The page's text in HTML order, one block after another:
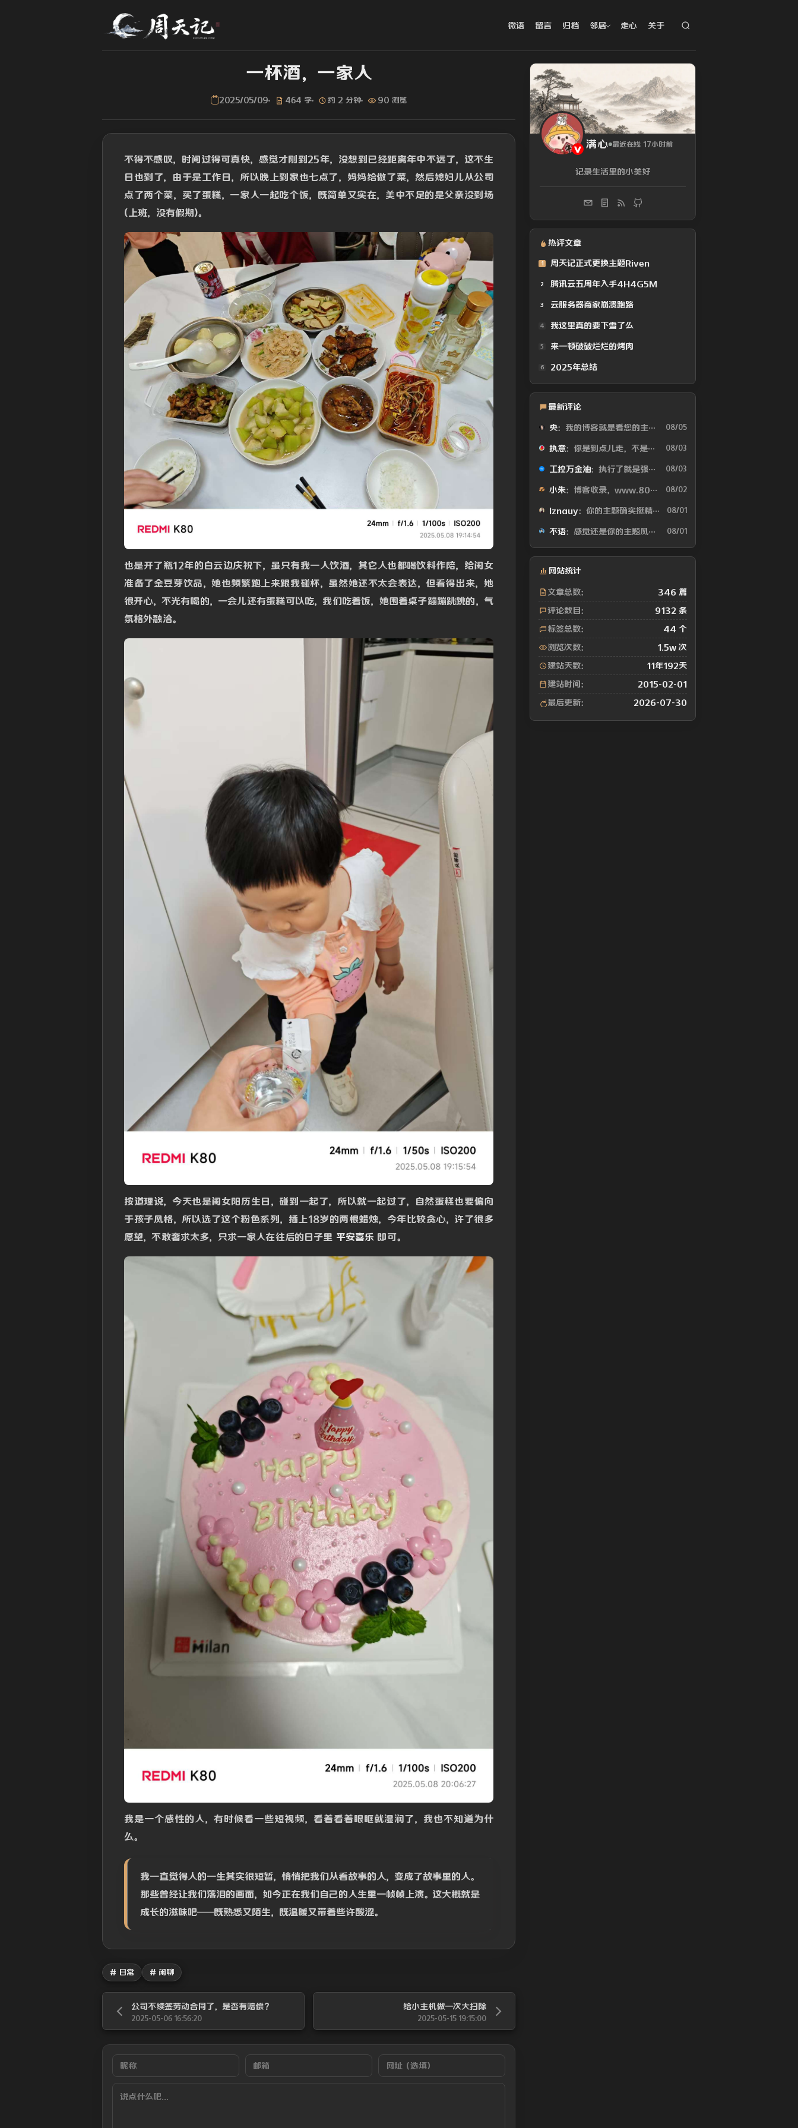
微语 留言 归档 邻居 走心 关于
一杯酒，一家人
2025/05/09 464 字 约 2 分钟 90 浏览
不得不感叹，时间过得可真快，感觉才刚到25年，没想到已经距离年中不远了，这不生
日也到了，由于是工作日，所以晚上到家也七点了，妈妈给做了菜，然后媳妇儿从公司
点了两个菜，买了蛋糕，一家人一起吃个饭，既简单又实在，美中不足的是父亲没到场
(上班，没有假期)。
也是开了瓶12年的白云边庆祝下，虽只有我一人饮酒，其它人也都喝饮料作陪，给闺女
准备了金豆芽饮品，她也频繁跑上来跟我碰杯，虽然她还不太会表达，但看得出来，她
很开心，不光有喝的，一会儿还有蛋糕可以吃，我们吃着饭，她围着桌子蹦蹦跳跳的，气
氛格外融洽。
按道理说，今天也是闺女阳历生日，碰到一起了，所以就一起过了，自然蛋糕也要偏向
于孩子风格，所以选了这个粉色系列，插上18岁的两根蜡烛，今年比较贪心，许了很多
愿望，不敢奢求太多，只求一家人在往后的日子里 平安喜乐 即可。
我是一个感性的人，有时候看一些短视频，看着看着眼眶就湿润了，我也不知道为什
么。
我一直觉得人的一生其实很短暂，悄悄把我们从看故事的人，变成了故事里的人。
那些曾经让我们落泪的画面，如今正在我们自己的人生里一帧帧上演。这大概就是
成长的滋味吧——既熟悉又陌生，既温暖又带着些许酸涩。
# 日常 # 闲聊
公司不续签劳动合同了，是否有赔偿？
2025-05-06 16:56:20
给小主机做一次大扫除
2025-05-15 19:15:00
满心 最近在线 17小时前
记录生活里的小美好
热评文章
1 周天记正式更换主题Riven
2 腾讯云五周年入手4H4G5M
3 云服务器商家崩溃跑路
4 我这里真的要下雪了么
5 来一顿破破烂烂的烤肉
6 2025年总结
最新评论
央：我的博客就是看您的主题魔改的。现在好多人用你这个AI做的，就否定别人... 08/05
执意：你是到点儿走，不是早走，怕啥 08/03
工控万金油：执行了就是强。但这个质量问题不应该由物业或是房产公司来处理吗😂 08/03
小朱：博客收录，www.80tz.cn😊 08/02
lznauy：你的主题确实挺精致的，一看就是花很多时间打磨的，现在都是用AI写代码... 08/01
不语：感觉还是你的主题风格好看 08/01
网站统计
文章总数： 346 篇
评论数目： 9132 条
标签总数： 44 个
浏览次数： 1.5w 次
建站天数： 11年192天
建站时间： 2015-02-01
最后更新： 2026-07-30